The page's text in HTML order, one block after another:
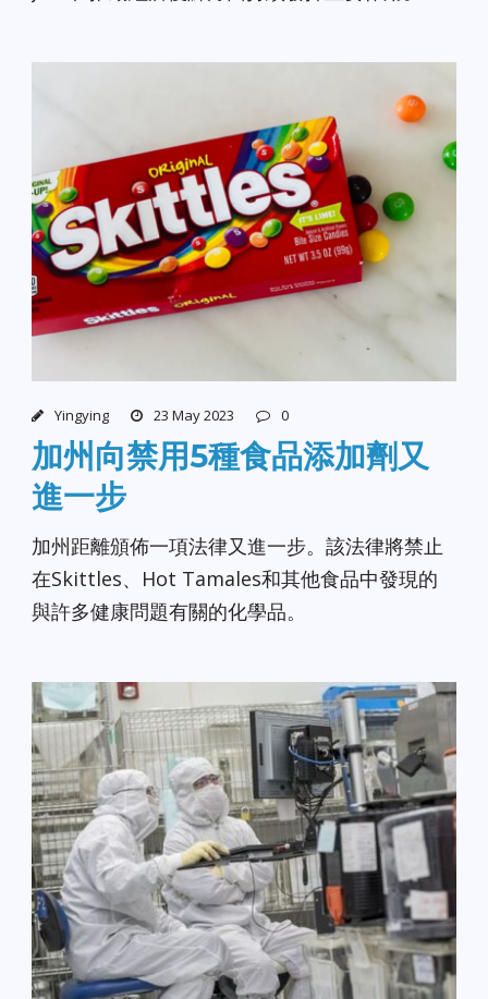
Yingying 23 May 2023 0
加州向禁用5種食品添加劑又
進一步
加州距離頒佈一項法律又進一步。該法律將禁止
在Skittles、Hot Tamales和其他食品中發現的
與許多健康問題有關的化學品。